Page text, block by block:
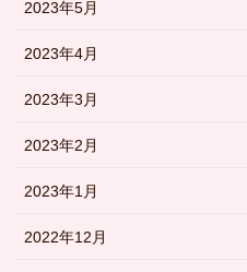
2023年5月
2023年4月
2023年3月
2023年2月
2023年1月
2022年12月